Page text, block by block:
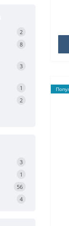
2
8
3
1
2
3
1
56
4